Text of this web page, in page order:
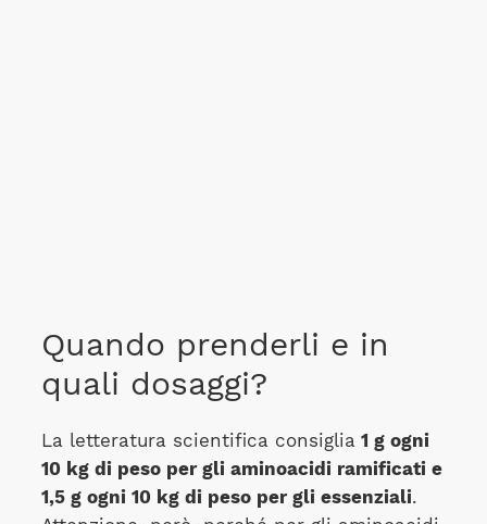
Quando prenderli e in
quali dosaggi?
La letteratura scientifica consiglia1 g ogni
10 kg di peso per gli aminoacidi ramificati e
1,5 g ogni 10 kg di peso per gli essenziali.